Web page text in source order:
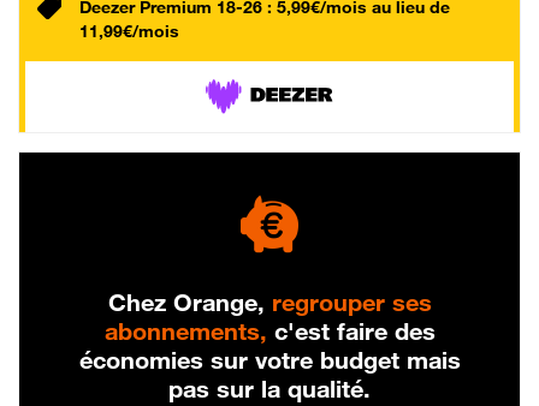
Deezer Premium 18-26 : 5,99€/mois au lieu de
11,99€/mois
Chez Orange, regrouper ses
abonnements, c'est faire des
économies sur votre budget mais
pas sur la qualité.